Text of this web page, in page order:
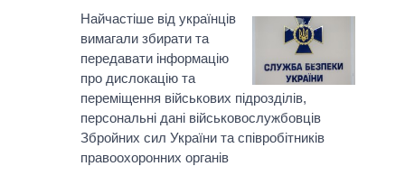
Найчастіше від українців
вимагали збирати та
передавати інформацію
про дислокацію та
переміщення військових підрозділів,
персональні дані військовослужбовців
Збройних сил України та співробітників
правоохоронних органів